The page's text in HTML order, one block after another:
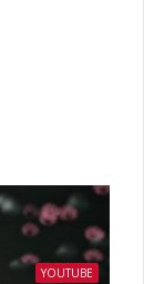
YOUTUBE